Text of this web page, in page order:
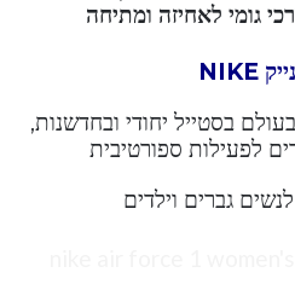
גומי לאחיזה ומתיחה
נייק NIKE
בסטייל יחודי ובחדשנות,
לפעילות ספורטיבית
גברים וילדים